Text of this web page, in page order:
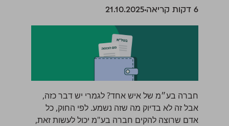
‫6 דקות קריאה 21.10.2025
חברה בע״מ של איש אחד? לגמרי יש דבר כזה,
אבל זה לא בדיוק מה שזה נשמע. לפי החוק, כל
אדם שרוצה להקים חברה בע"מ יכול לעשות זאת,